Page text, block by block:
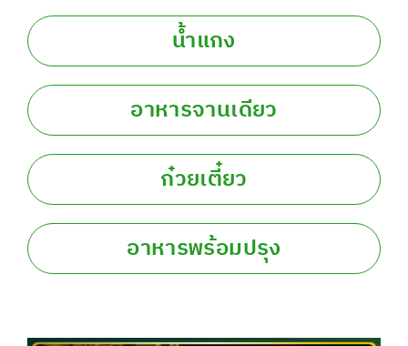
น้ำแกง
อาหารจานเดียว
ก๋วยเตี๋ยว
อาหารพร้อมปรุง